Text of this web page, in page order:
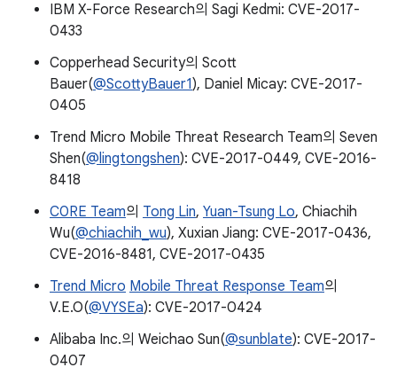
IBM X-Force Research의 Sagi Kedmi: CVE-2017-
0433
Copperhead Security의 Scott
Bauer(@ScottyBauer1), Daniel Micay: CVE-2017-
0405
Trend Micro Mobile Threat Research Team의 Seven
Shen(@lingtongshen): CVE-2017-0449, CVE-2016-
8418
C0RE Team의 Tong Lin, Yuan-Tsung Lo, Chiachih
Wu(@chiachih_wu), Xuxian Jiang: CVE-2017-0436,
CVE-2016-8481, CVE-2017-0435
Trend Micro Mobile Threat Response Team의
V.E.O(@VYSEa): CVE-2017-0424
Alibaba Inc.의 Weichao Sun(@sunblate): CVE-2017-
0407